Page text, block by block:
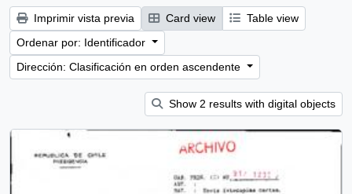
Imprimir vista previa Card view
Table view
Ordenar por: Identificador
Dirección: Clasificación en orden ascendente
Show 2 results with digital objects